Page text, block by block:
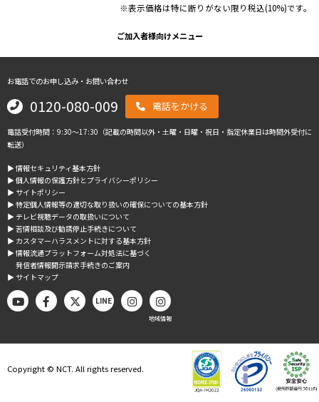
※表示価格は特に断りがない限り税込(10%)です。
ご加入者様向けメニュー
お電話でのお申し込み・お問い合わせ
0120-080-009 電話をかける
電話受付時間：9:30～17:30（記載の時間以外・土曜・日曜・祝日・指定休業日は時間外受付に
転送）
▶︎ 情報セキュリティ基本方針
▶︎ 個人情報の保護方針とプライバシーポリシー
▶︎ サイトポリシー
▶︎ 特定個人情報等の適切な取り扱いの確保についての基本方針
▶︎ テレビ視聴データの取扱いについて
▶︎ 苦情相談及び勧誘停止手続きについて
▶︎ カスタマーハラスメントに対する基本方針
▶︎ 情報流通プラットフォーム対処法に基づく
発信者情報開示請求手続きのご案内
▶︎ サイトマップ
LINE
地域情報
Copyright © NCT. All rights reserved.